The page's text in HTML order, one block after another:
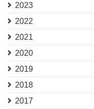
2023
2022
2021
2020
2019
2018
2017